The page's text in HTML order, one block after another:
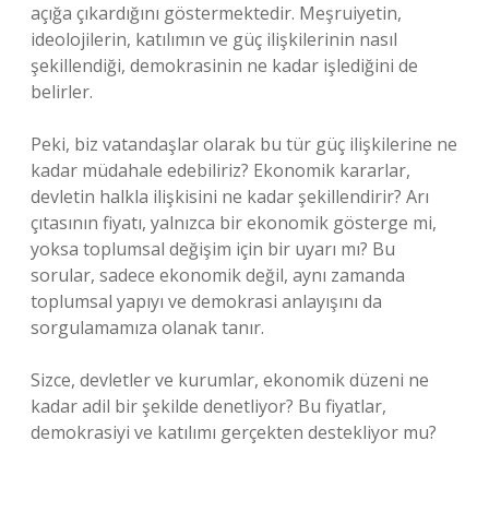
açığa çıkardığını göstermektedir. Meşruiyetin,
ideolojilerin, katılımın ve güç ilişkilerinin nasıl
şekillendiği, demokrasinin ne kadar işlediğini de
belirler.
Peki, biz vatandaşlar olarak bu tür güç ilişkilerine ne
kadar müdahale edebiliriz? Ekonomik kararlar,
devletin halkla ilişkisini ne kadar şekillendirir? Arı
çıtasının fiyatı, yalnızca bir ekonomik gösterge mi,
yoksa toplumsal değişim için bir uyarı mı? Bu
sorular, sadece ekonomik değil, aynı zamanda
toplumsal yapıyı ve demokrasi anlayışını da
sorgulamamıza olanak tanır.
Sizce, devletler ve kurumlar, ekonomik düzeni ne
kadar adil bir şekilde denetliyor? Bu fiyatlar,
demokrasiyi ve katılımı gerçekten destekliyor mu?